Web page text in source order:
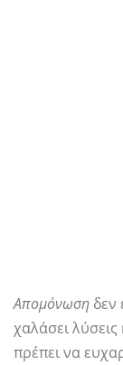
Απομόνωση δεν
χαλάσει
πρέπει να